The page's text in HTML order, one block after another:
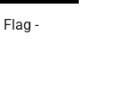
-